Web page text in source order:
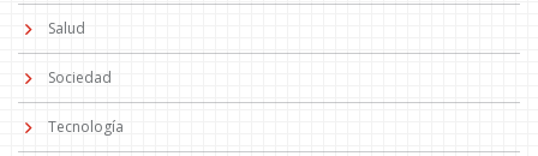
Salud
Sociedad
Tecnología